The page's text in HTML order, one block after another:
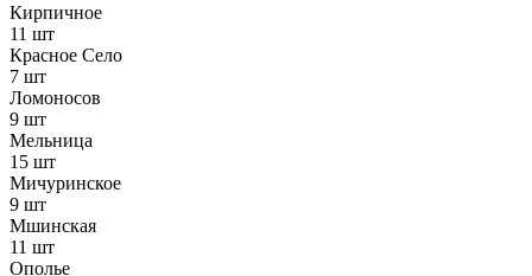
Кирпичное
11 шт
Красное Село
7 шт
Ломоносов
9 шт
Мельница
15 шт
Мичуринское
9 шт
Мшинская
11 шт
Ополье